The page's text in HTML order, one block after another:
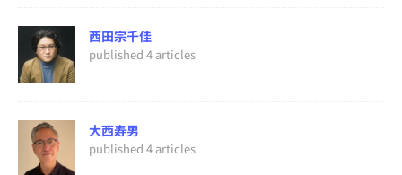
西田宗千佳
published 4 articles
大西寿男
published 4 articles